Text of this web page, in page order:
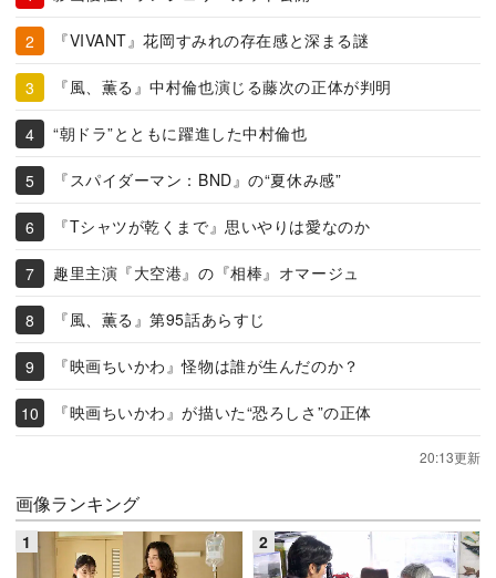
『VIVANT』花岡すみれの存在感と深まる謎
『風、薫る』中村倫也演じる藤次の正体が判明
“朝ドラ”とともに躍進した中村倫也
『スパイダーマン：BND』の“夏休み感”
『Tシャツが乾くまで』思いやりは愛なのか
趣里主演『大空港』の『相棒』オマージュ
『風、薫る』第95話あらすじ
『映画ちいかわ』怪物は誰が生んだのか？
『映画ちいかわ』が描いた“恐ろしさ”の正体
20:13更新
画像ランキング